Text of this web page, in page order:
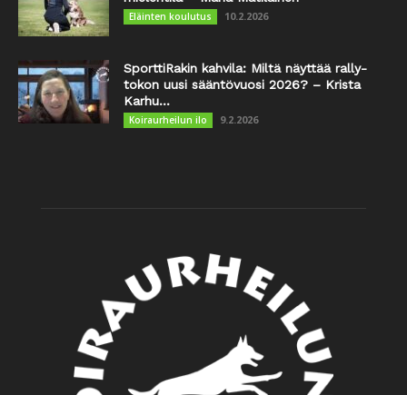
Eläinten koulutus 10.2.2026
SporttiRakin kahvila: Miltä näyttää rally-
tokon uusi sääntövuosi 2026? – Krista
Karhu...
Koiraurheilun ilo 9.2.2026